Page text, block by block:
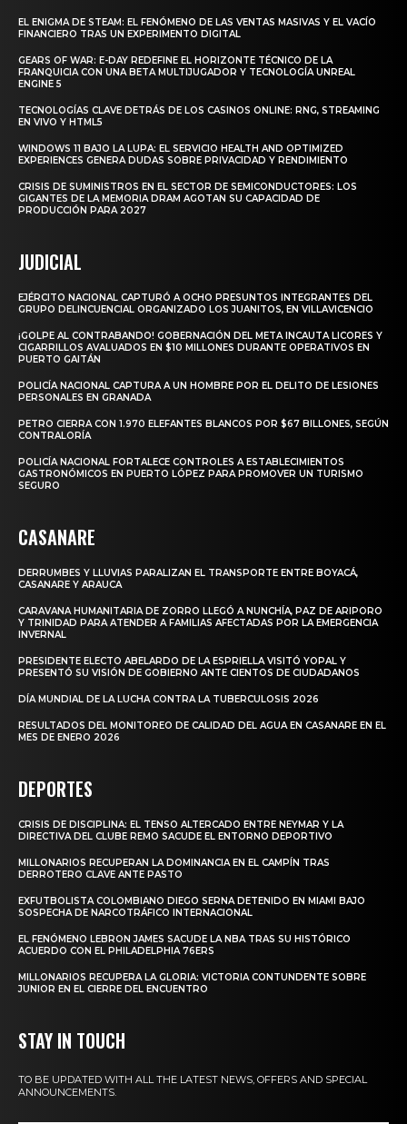
EL ENIGMA DE STEAM: EL FENÓMENO DE LAS VENTAS MASIVAS Y EL VACÍO
FINANCIERO TRAS UN EXPERIMENTO DIGITAL
GEARS OF WAR: E-DAY REDEFINE EL HORIZONTE TÉCNICO DE LA
FRANQUICIA CON UNA BETA MULTIJUGADOR Y TECNOLOGÍA UNREAL
ENGINE 5
TECNOLOGÍAS CLAVE DETRÁS DE LOS CASINOS ONLINE: RNG, STREAMING
EN VIVO Y HTML5
WINDOWS 11 BAJO LA LUPA: EL SERVICIO HEALTH AND OPTIMIZED
EXPERIENCES GENERA DUDAS SOBRE PRIVACIDAD Y RENDIMIENTO
CRISIS DE SUMINISTROS EN EL SECTOR DE SEMICONDUCTORES: LOS
GIGANTES DE LA MEMORIA DRAM AGOTAN SU CAPACIDAD DE
PRODUCCIÓN PARA 2027
JUDICIAL
EJÉRCITO NACIONAL CAPTURÓ A OCHO PRESUNTOS INTEGRANTES DEL
GRUPO DELINCUENCIAL ORGANIZADO LOS JUANITOS, EN VILLAVICENCIO
¡GOLPE AL CONTRABANDO! GOBERNACIÓN DEL META INCAUTA LICORES Y
CIGARRILLOS AVALUADOS EN $10 MILLONES DURANTE OPERATIVOS EN
PUERTO GAITÁN
POLICÍA NACIONAL CAPTURA A UN HOMBRE POR EL DELITO DE LESIONES
PERSONALES EN GRANADA
PETRO CIERRA CON 1.970 ELEFANTES BLANCOS POR $67 BILLONES, SEGÚN
CONTRALORÍA
POLICÍA NACIONAL FORTALECE CONTROLES A ESTABLECIMIENTOS
GASTRONÓMICOS EN PUERTO LÓPEZ PARA PROMOVER UN TURISMO
SEGURO
CASANARE
DERRUMBES Y LLUVIAS PARALIZAN EL TRANSPORTE ENTRE BOYACÁ,
CASANARE Y ARAUCA
CARAVANA HUMANITARIA DE ZORRO LLEGÓ A NUNCHÍA, PAZ DE ARIPORO
Y TRINIDAD PARA ATENDER A FAMILIAS AFECTADAS POR LA EMERGENCIA
INVERNAL
PRESIDENTE ELECTO ABELARDO DE LA ESPRIELLA VISITÓ YOPAL Y
PRESENTÓ SU VISIÓN DE GOBIERNO ANTE CIENTOS DE CIUDADANOS
DÍA MUNDIAL DE LA LUCHA CONTRA LA TUBERCULOSIS 2026
RESULTADOS DEL MONITOREO DE CALIDAD DEL AGUA EN CASANARE EN EL
MES DE ENERO 2026
DEPORTES
CRISIS DE DISCIPLINA: EL TENSO ALTERCADO ENTRE NEYMAR Y LA
DIRECTIVA DEL CLUBE REMO SACUDE EL ENTORNO DEPORTIVO
MILLONARIOS RECUPERAN LA DOMINANCIA EN EL CAMPÍN TRAS
DERROTERO CLAVE ANTE PASTO
EXFUTBOLISTA COLOMBIANO DIEGO SERNA DETENIDO EN MIAMI BAJO
SOSPECHA DE NARCOTRÁFICO INTERNACIONAL
EL FENÓMENO LEBRON JAMES SACUDE LA NBA TRAS SU HISTÓRICO
ACUERDO CON EL PHILADELPHIA 76ERS
MILLONARIOS RECUPERA LA GLORIA: VICTORIA CONTUNDENTE SOBRE
JUNIOR EN EL CIERRE DEL ENCUENTRO
STAY IN TOUCH
TO BE UPDATED WITH ALL THE LATEST NEWS, OFFERS AND SPECIAL
ANNOUNCEMENTS.